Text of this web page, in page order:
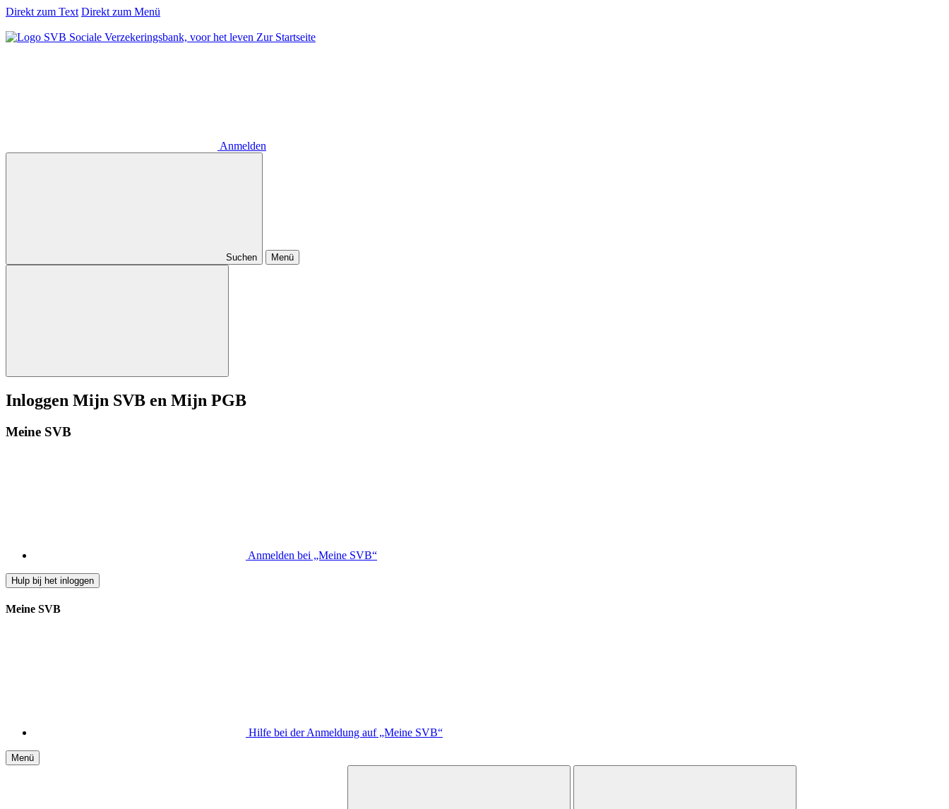
Direkt zum Text Direkt zum Menü
Zur Startseite
Anmelden
Suchen Menü
Inloggen Mijn SVB en Mijn PGB
Meine SVB
Anmelden bei „Meine SVB“
Hulp bij het inloggen
Meine SVB
Hilfe bei der Anmeldung auf „Meine SVB“
Menü